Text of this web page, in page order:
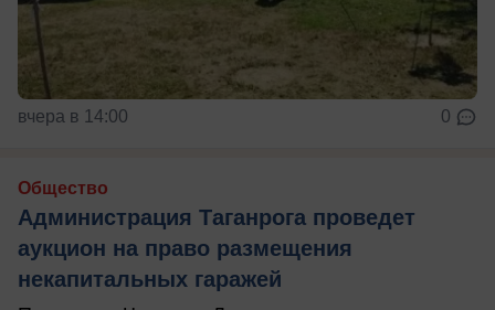
вчера в 14:00 0
Общество
Администрация Таганрога проведет
аукцион на право размещения
некапитальных гаражей